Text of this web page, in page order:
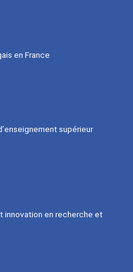
en France
supérieur
innovation en recherche et